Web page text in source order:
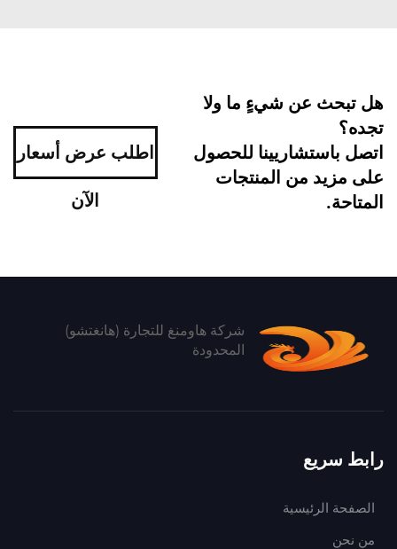
هل تبحث عن شيءٍ ما ولا
تجده؟
اتصل باستشاريينا للحصول
على مزيد من المنتجات
المتاحة.
اطلب عرض أسعار
الآن
شركة هاومنغ للتجارة (هانغتشو)
المحدودة
رابط سريع
الصفحة الرئيسية
من نحن